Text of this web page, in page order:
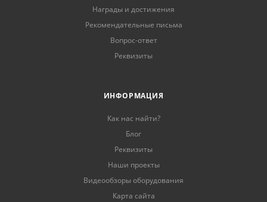
Награды и достижения
Рекомендательные письма
Вопрос-ответ
Реквизиты
ИНФОРМАЦИЯ
Как нас найти?
Блог
Реквизиты
Наши проекты
Видеообзоры оборудования
Карта сайта